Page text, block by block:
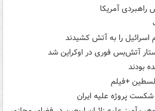
آمریکا
را به آتش کشیدند
آتش‌بس فوری در اوکراین شد
بودند
+فیلم
پروژه علیه ایران